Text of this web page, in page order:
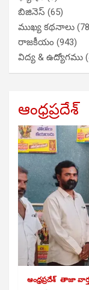
బిజినెస్ (65)
ముఖ్య కథనాలు
రాజకీయం (943)
విద్య & ఉద్యోగము
ఆంధ్రప్రదేశ్
ఆంధ్రప్రదేశ్ తాజా